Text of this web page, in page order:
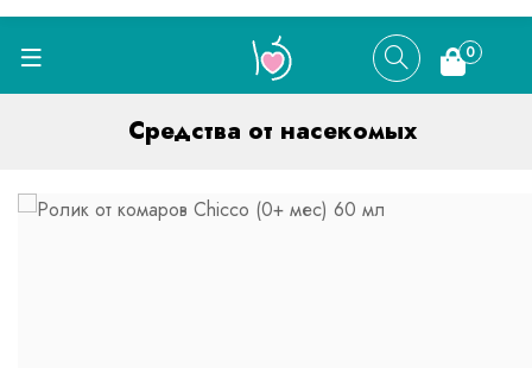
0
Средства от насекомых